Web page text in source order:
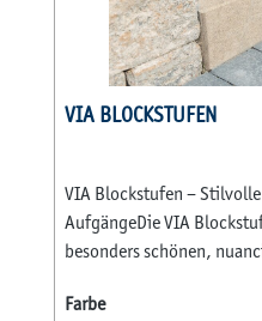
VIA BLOCKSTUFEN
VIA Blockstufen –
AufgängeDie VIA
besonders schönen,
Landschaftsumgebungen
Farbeauswählen